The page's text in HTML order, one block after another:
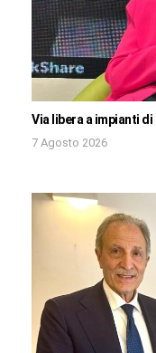
Via libera a impianti
7 Agosto 2026